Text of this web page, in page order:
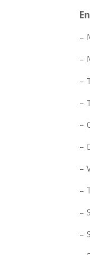
–
–
–
–
–
–
–
–
–
–